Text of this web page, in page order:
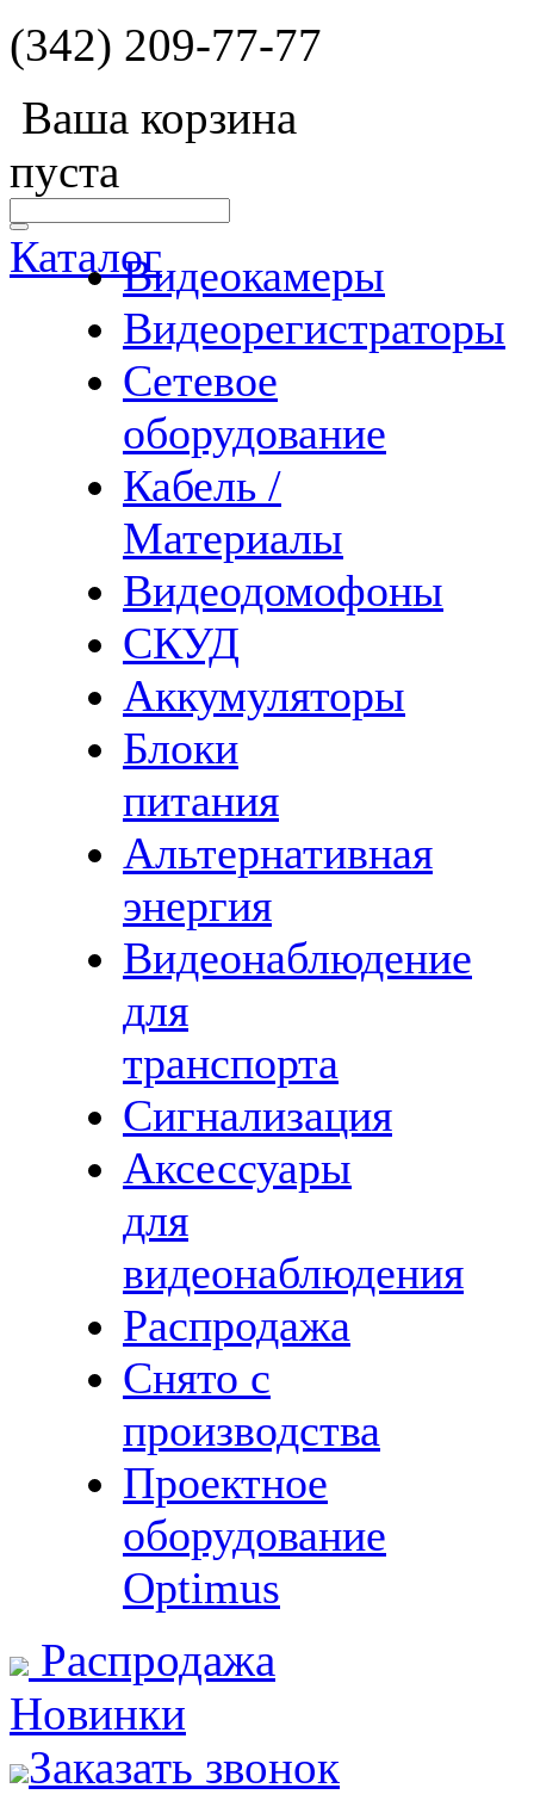
(342) 209-77-77
Ваша корзина
пуста
КаталогВидеокамеры
Видеорегистраторы
Сетевое
оборудование
Кабель /
Материалы
Видеодомофоны
СКУД
Аккумуляторы
Блоки
питания
Альтернативная
энергия
Видеонаблюдение
для
транспорта
Сигнализация
Аксессуары
для
видеонаблюдения
Распродажа
Снято с
производства
Проектное
оборудование
Optimus
Распродажа
Новинки
Заказать звонок